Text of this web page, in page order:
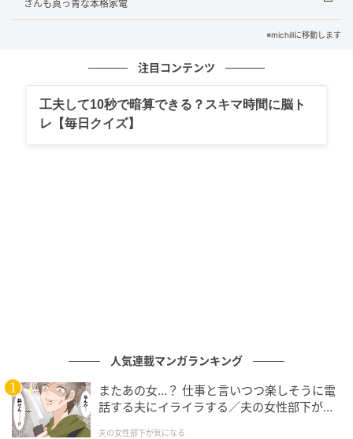
今回は、ダイソーのコスメ売り場で見つけて、思わず
さんも真っ青な本格家電
※michillに移動します
注目コンテンツ
工夫して10秒で暗算できる？スキマ時間に脳ト
レ【毎日クイズ】
人気連載マンガランキング
またあの女…？ 仕事と言いつつ楽しそうに電
話する夫にイライラする／夫の女性部下が気
夫の女性部下が気になる